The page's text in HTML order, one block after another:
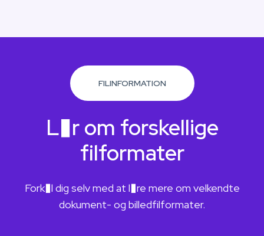
FILINFORMATION
L�r om forskellige
filformater
Fork�l dig selv med at l�re mere om velkendte
dokument- og billedfilformater.